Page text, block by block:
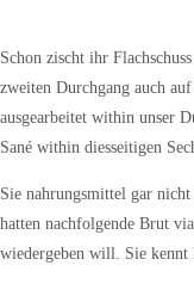
Schon zischt ihr
zweiten Durchgang auch
ausgearbeitet within unser
Sané within diesseitigen
Sie nahrungsmittel gar
hatten nachfolgende Brut
wiedergeben will. Sie kennt